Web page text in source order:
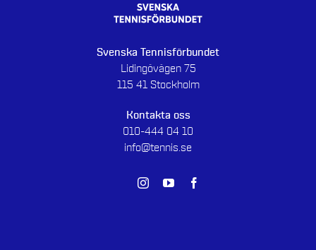
Svenska Tennisförbundet
Lidingövägen 75
115 41 Stockholm
Kontakta oss
010-444 04 10
info@tennis.se